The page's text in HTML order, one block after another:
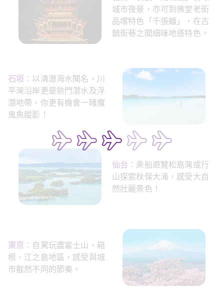
城市夜景，亦可到佛堂老街
品嚐特色「千張麵」，在古
鎮街巷之間細味地道特色。
石垣 ︰以清澈海水聞名，川
平灣沿岸更是熱門潛水及浮
潛地帶，你更有機會一睹魔
鬼魚蹤影！
仙台 ︰乘船遊覽松島灣或行
山探索秋保大滝，感受大自
然壯麗景色！
東京 ︰自駕玩盡富士山、箱
根、江之島地區，感受與城
市截然不同的節奏。